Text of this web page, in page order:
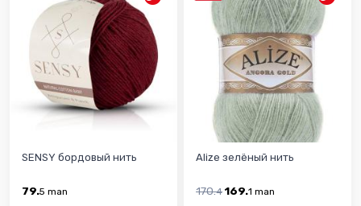
SENSY бордовый нить
79.5 man
Alize зелёный нить
170.4 169.1 man